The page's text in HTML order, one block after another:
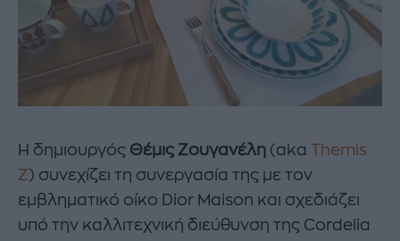
Η δημιουργός Θέμις Ζουγανέλη (aka
Themis
Z ) συνεχίζει τη συνεργασία της με τον
εμβληματικό οίκο Dior Maison και σχεδιάζει
υπό την καλλιτεχνική διεύθυνση της Cordelia